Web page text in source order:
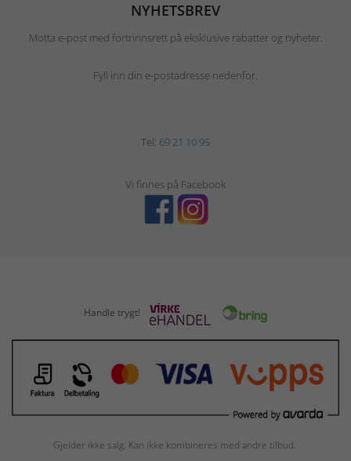
NYHETSBREV
Motta e-post med fortrinnsrett på eksklusive rabatter og nyheter.
Fyll inn din e-postadresse nedenfor.
Tel: 69 21 10 95
Vi finnes på Facebook
Handle trygt!
Gjelder ikke salg. Kan ikke kombineres med andre tilbud.